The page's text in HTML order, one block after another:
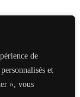
de
et
», vous